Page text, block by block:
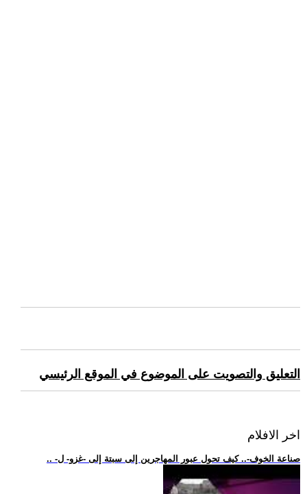
التعليق والتصويت على الموضوع في الموقع الرئيسي
اخر الافلام
.. -صناعة الخوف-.. كيف تحول عبور المهاجرين إلى سبتة إلى -غزو- ل